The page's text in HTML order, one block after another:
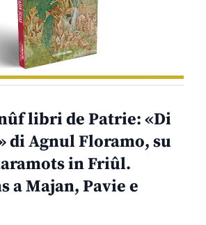
libri de Patrie: «Di
di Agnul Floramo, su
in Friûl.
a Majan, Pavie e